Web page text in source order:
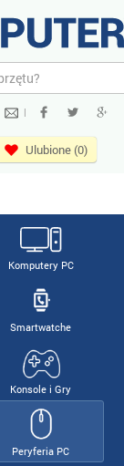
|
Ulubione (0)
Komputery PC
Smartwatche
Konsole i Gry
Peryferia PC